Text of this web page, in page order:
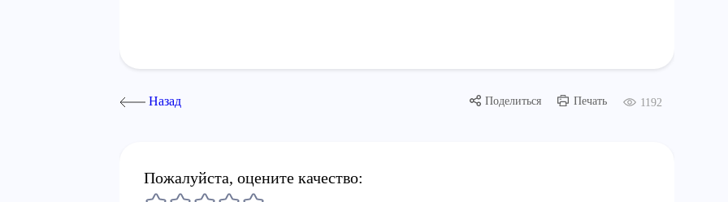
Назад Поделиться Печать 1192
Пожалуйста, оцените качество: